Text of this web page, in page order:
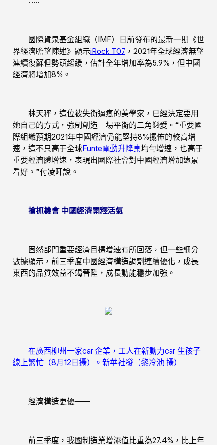
國際貨泉基金組織（IMF）日前發布的最新一期《世
界經濟瞻望陳述》顯示iRock T07 ，2021年全球經濟無望
連續復蘇但勢頭趨緩，估計全年增加率為5.9%，但中國
經濟將增加8%。
林天秤，這位被失衡逼瘋的美學家，已經決定要用
她自己的方式，強制創造一場平衡的三角戀愛。“重要國
際組織預期2021年中國經濟仍能堅持8%擺佈的較高增
速，這不只高于全球Funte電動升降桌均勻增速，也高于
重要經濟體增速，表現出國際社會對中國經濟增加遠景
看好。”付凌暉說。
搶抓機會 中國經濟開釋活氣
固然部門重要經濟目標增速有所回落，但一些細分
數據顯示，前三季度中國經濟構造調劑連續優化，成長
東西的品質效益不竭晉陞，成長動能穩步加強。
在廣西柳州一家car 企業，工人在新動力car 生孩子
線上繁忙（8月12日攝）。新華社發（黎冷池 攝）
經濟構造更優——
前三季度，我國制造業增添值比重為27.4%，比上年